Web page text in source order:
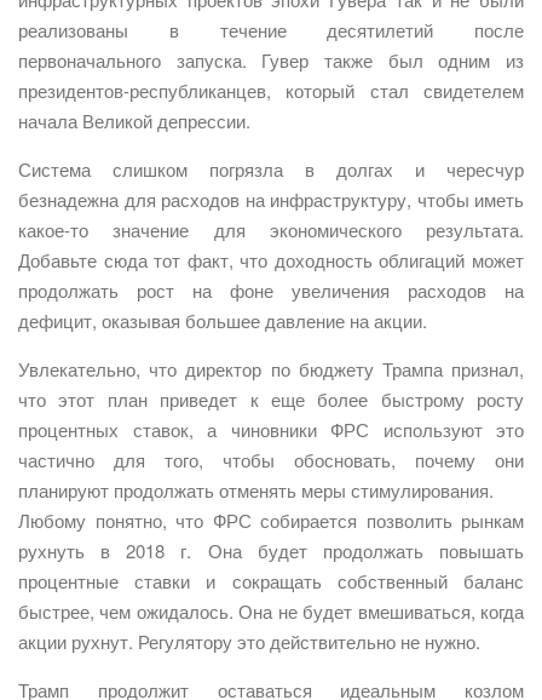
реализованы в течение десятилетий после
первоначального запуска. Гувер также был одним из
президентов-республиканцев, который стал свидетелем
начала Великой депрессии.
Система слишком погрязла в долгах и чересчур
безнадежна для расходов на инфраструктуру, чтобы иметь
какое-то значение для экономического результата.
Добавьте сюда тот факт, что доходность облигаций может
продолжать рост на фоне увеличения расходов на
дефицит, оказывая большее давление на акции.
Увлекательно, что директор по бюджету Трампа признал,
что этот план приведет к еще более быстрому росту
процентных ставок, а чиновники ФРС используют это
частично для того, чтобы обосновать, почему они
планируют продолжать отменять меры стимулирования.
Любому понятно, что ФРС собирается позволить рынкам
рухнуть в 2018 г. Она будет продолжать повышать
процентные ставки и сокращать собственный баланс
быстрее, чем ожидалось. Она не будет вмешиваться, когда
акции рухнут. Регулятору это действительно не нужно.
Трамп продолжит оставаться идеальным козлом